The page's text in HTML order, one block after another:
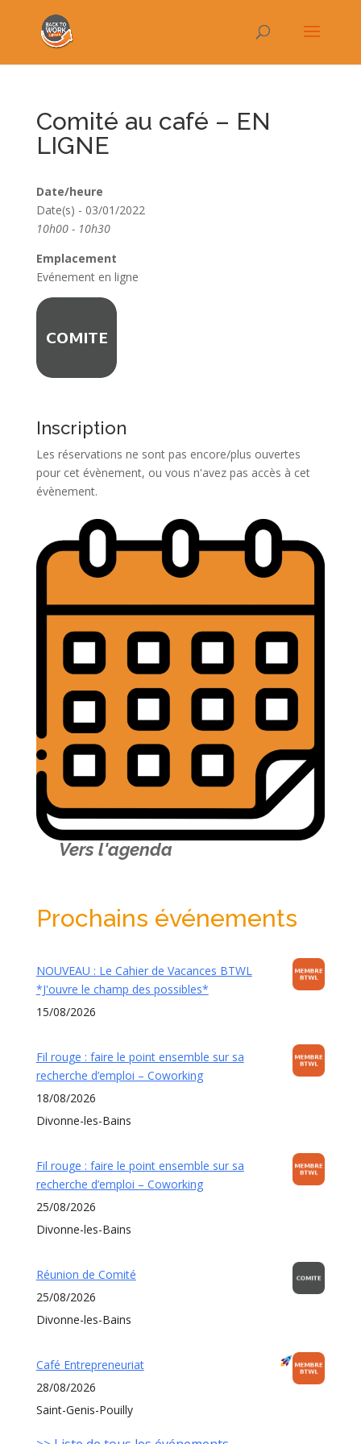
Comité au café – EN
LIGNE
Date/heure
Date(s) - 03/01/2022
10h00 - 10h30
Emplacement
Evénement en ligne
Inscription
Les réservations ne sont pas encore/plus ouvertes
pour cet évènement, ou vous n'avez pas accès à cet
évènement.
Vers l'agenda
Prochains événements
NOUVEAU : Le Cahier de Vacances BTWL
*J'ouvre le champ des possibles*
15/08/2026
Fil rouge : faire le point ensemble sur sa
recherche d’emploi – Coworking
18/08/2026
Divonne-les-Bains
Fil rouge : faire le point ensemble sur sa
recherche d’emploi – Coworking
25/08/2026
Divonne-les-Bains
Réunion de Comité
25/08/2026
Divonne-les-Bains
Café Entrepreneuriat
28/08/2026
Saint-Genis-Pouilly